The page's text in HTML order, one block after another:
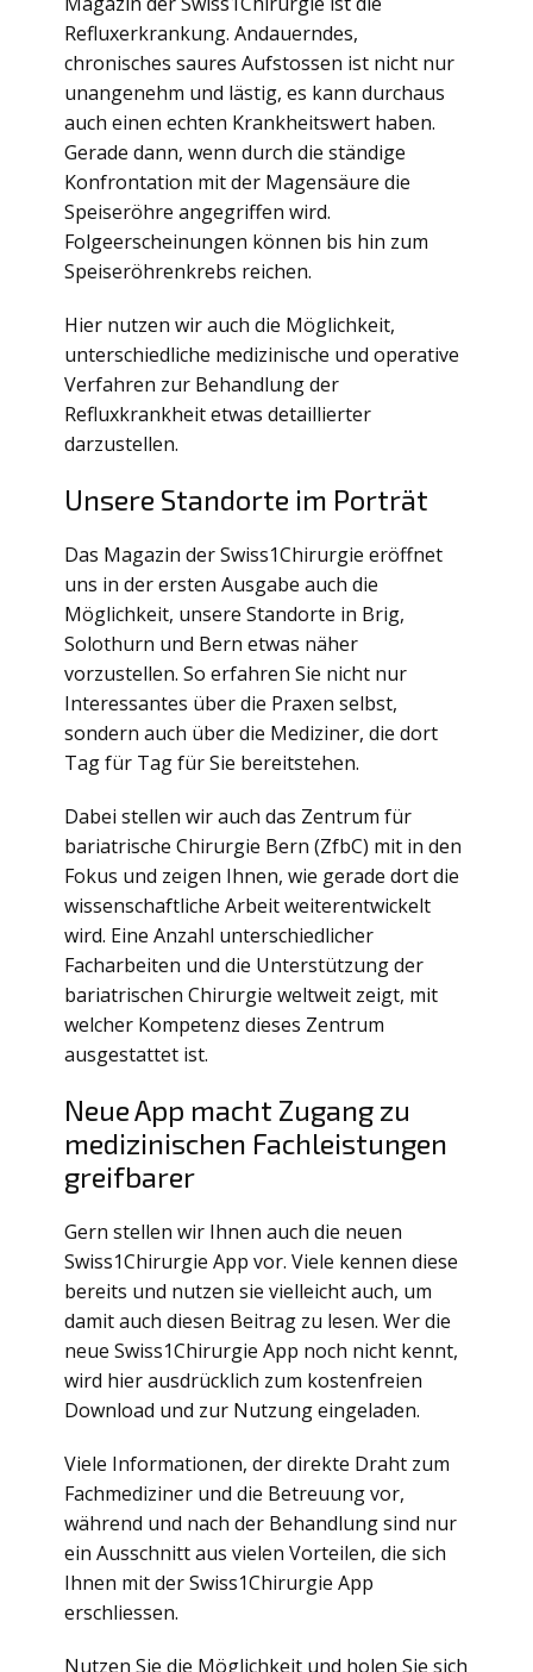
Refluxerkrankung. Andauerndes,
chronisches saures Aufstossen ist nicht nur
unangenehm und lästig, es kann durchaus
auch einen echten Krankheitswert haben.
Gerade dann, wenn durch die ständige
Konfrontation mit der Magensäure die
Speiseröhre angegriffen wird.
Folgeerscheinungen können bis hin zum
Speiseröhrenkrebs reichen.
Hier nutzen wir auch die Möglichkeit,
unterschiedliche medizinische und operative
Verfahren zur Behandlung der
Refluxkrankheit etwas detaillierter
darzustellen.
Unsere Standorte im Porträt
Das Magazin der Swiss1Chirurgie eröffnet
uns in der ersten Ausgabe auch die
Möglichkeit, unsere Standorte in Brig,
Solothurn und Bern etwas näher
vorzustellen. So erfahren Sie nicht nur
Interessantes über die Praxen selbst,
sondern auch über die Mediziner, die dort
Tag für Tag für Sie bereitstehen.
Dabei stellen wir auch das Zentrum für
bariatrische Chirurgie Bern (ZfbC) mit in den
Fokus und zeigen Ihnen, wie gerade dort die
wissenschaftliche Arbeit weiterentwickelt
wird. Eine Anzahl unterschiedlicher
Facharbeiten und die Unterstützung der
bariatrischen Chirurgie weltweit zeigt, mit
welcher Kompetenz dieses Zentrum
ausgestattet ist.
Neue App macht Zugang zu
medizinischen Fachleistungen
greifbarer
Gern stellen wir Ihnen auch die neuen
Swiss1Chirurgie App vor. Viele kennen diese
bereits und nutzen sie vielleicht auch, um
damit auch diesen Beitrag zu lesen. Wer die
neue Swiss1Chirurgie App noch nicht kennt,
wird hier ausdrücklich zum kostenfreien
Download und zur Nutzung eingeladen.
Viele Informationen, der direkte Draht zum
Fachmediziner und die Betreuung vor,
während und nach der Behandlung sind nur
ein Ausschnitt aus vielen Vorteilen, die sich
Ihnen mit der Swiss1Chirurgie App
erschliessen.
Nutzen Sie die Möglichkeit und holen Sie sich